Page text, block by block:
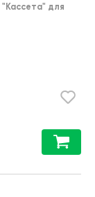
"Кассета" для